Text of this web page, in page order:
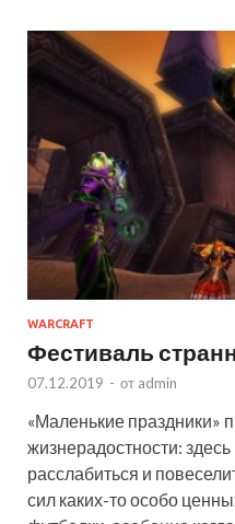
WARCRAFT
Фестиваль
07.12.2019 - от admin
«Маленькие праздники»
жизнерадостности:
расслабиться и
сил каких-то особо